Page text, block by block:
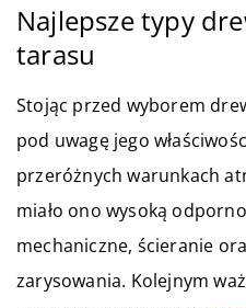
Najlepsze typy
tarasu
Stojąc przed wyborem
pod uwagę jego
przeróżnych warunkach
miało ono wysoką
mechaniczne, ścieranie
zarysowania. Kolejnym